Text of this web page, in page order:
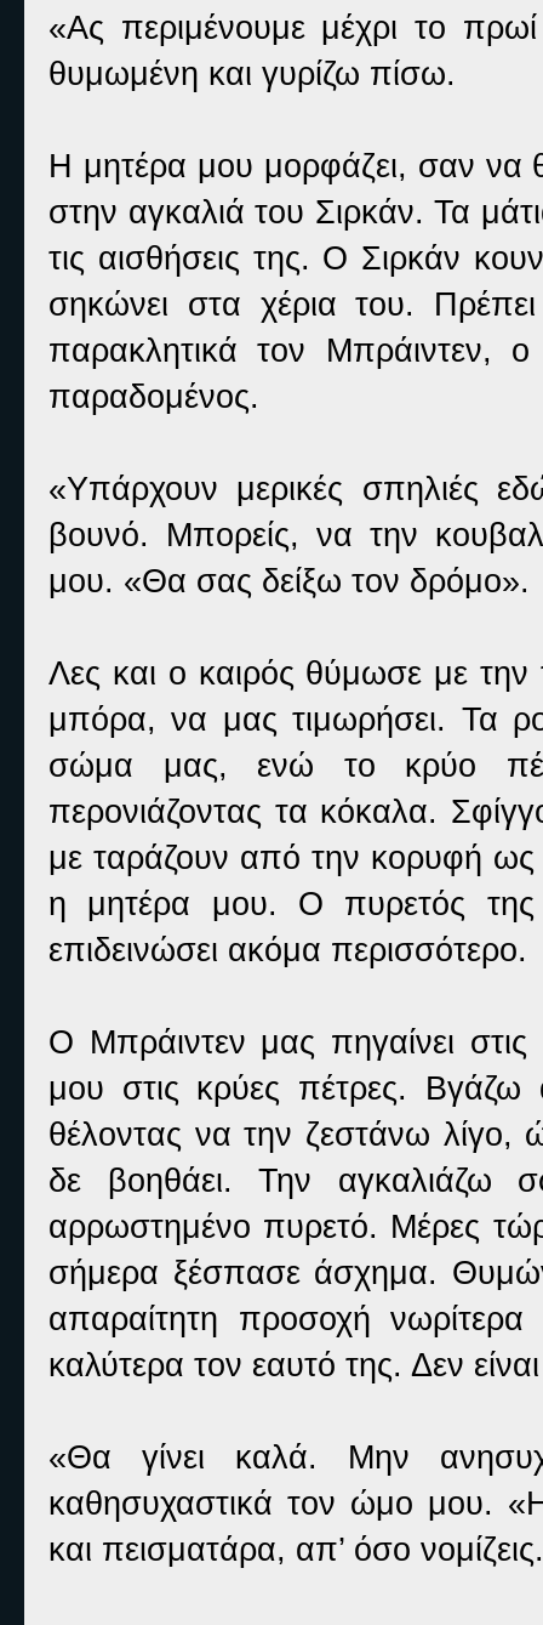
«Ας περιμένουμε μέχρι το
θυμωμένη και γυρίζω πίσω.
Η μητέρα μου μορφάζει, σαν να
στην αγκαλιά του Σιρκάν. Τα
τις αισθήσεις της. Ο Σιρκάν
σηκώνει στα χέρια του.
παρακλητικά τον Μπράιντεν,
παραδομένος.
«Υπάρχουν μερικές σπηλιές
βουνό. Μπορείς, να την
μου. «Θα σας δείξω τον δρόμο».
Λες και ο καιρός θύμωσε με
μπόρα, να μας τιμωρήσει. Τα
σώμα μας, ενώ το κρύο
περονιάζοντας τα κόκαλα.
με ταράζουν από την κορυφή ως
η μητέρα μου. Ο πυρετός
επιδεινώσει ακόμα περισσότερο.
Ο Μπράιντεν μας πηγαίνει
μου στις κρύες πέτρες.
θέλοντας να την ζεστάνω
δε βοηθάει. Την αγκαλιάζω
αρρωστημένο πυρετό. Μέρες
σήμερα ξέσπασε άσχημα.
απαραίτητη προσοχή
καλύτερα τον εαυτό της. Δεν
«Θα γίνει καλά. Μην
καθησυχαστικά τον ώμο μου.
και πεισματάρα, απ’ όσο